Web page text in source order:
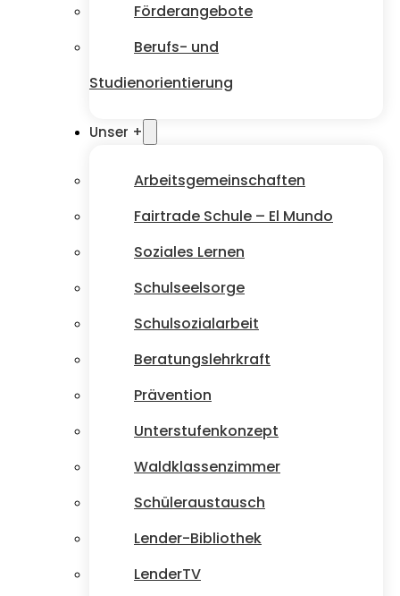
Förderangebote
Berufs- und
Studienorientierung
Unser +
Arbeitsgemeinschaften
Fairtrade Schule – El Mundo
Soziales Lernen
Schulseelsorge
Schulsozialarbeit
Beratungslehrkraft
Prävention
Unterstufenkonzept
Waldklassenzimmer
Schüleraustausch
Lender-Bibliothek
LenderTV